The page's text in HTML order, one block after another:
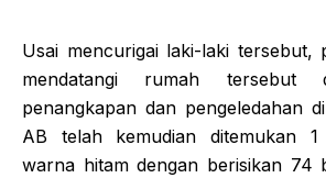
Usai mencurigai laki-laki tersebut,
mendatangi rumah tersebut
penangkapan dan pengeledahan
AB telah kemudian ditemukan
warna hitam dengan berisikan 74